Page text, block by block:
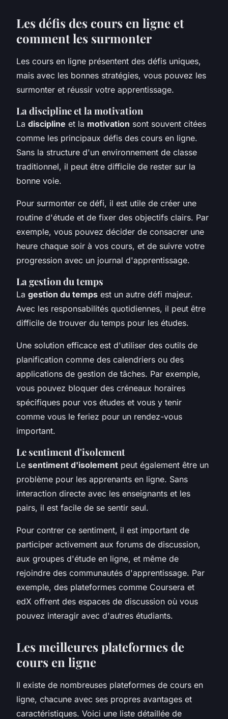
Les défis des cours en ligne et
comment les surmonter
Les cours en ligne présentent des défis uniques,
mais avec les bonnes stratégies, vous pouvez les
surmonter et réussir votre apprentissage.
La discipline et la motivation
La discipline et la motivation sont souvent citées
comme les principaux défis des cours en ligne.
Sans la structure d'un environnement de classe
traditionnel, il peut être difficile de rester sur la
bonne voie.
Pour surmonter ce défi, il est utile de créer une
routine d'étude et de fixer des objectifs clairs. Par
exemple, vous pouvez décider de consacrer une
heure chaque soir à vos cours, et de suivre votre
progression avec un journal d'apprentissage.
La gestion du temps
La gestion du temps est un autre défi majeur.
Avec les responsabilités quotidiennes, il peut être
difficile de trouver du temps pour les études.
Une solution efficace est d'utiliser des outils de
planification comme des calendriers ou des
applications de gestion de tâches. Par exemple,
vous pouvez bloquer des créneaux horaires
spécifiques pour vos études et vous y tenir
comme vous le feriez pour un rendez-vous
important.
Le sentiment d'isolement
Le sentiment d'isolement peut également être un
problème pour les apprenants en ligne. Sans
interaction directe avec les enseignants et les
pairs, il est facile de se sentir seul.
Pour contrer ce sentiment, il est important de
participer activement aux forums de discussion,
aux groupes d'étude en ligne, et même de
rejoindre des communautés d'apprentissage. Par
exemple, des plateformes comme Coursera et
edX offrent des espaces de discussion où vous
pouvez interagir avec d'autres étudiants.
Les meilleures plateformes de
cours en ligne
Il existe de nombreuses plateformes de cours en
ligne, chacune avec ses propres avantages et
caractéristiques. Voici une liste détaillée de